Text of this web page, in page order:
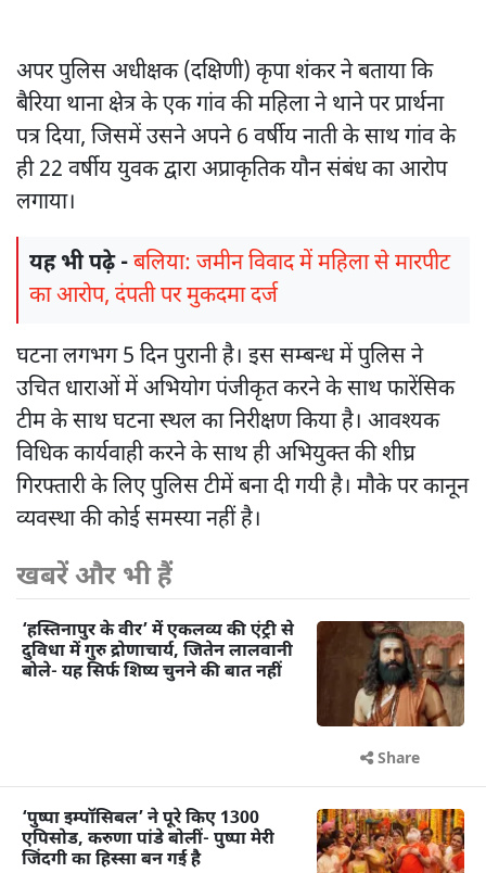
अपर पुलिस अधीक्षक (दक्षिणी) कृपा शंकर ने बताया कि
बैरिया थाना क्षेत्र के एक गांव की महिला ने थाने पर प्रार्थना
पत्र दिया, जिसमें उसने अपने 6 वर्षीय नाती के साथ गांव के
ही 22 वर्षीय युवक द्वारा अप्राकृतिक यौन संबंध का आरोप
लगाया।
यह भी पढ़े -बलिया: जमीन विवाद में महिला से मारपीट
का आरोप, दंपती पर मुकदमा दर्ज
घटना लगभग 5 दिन पुरानी है। इस सम्बन्ध में पुलिस ने
उचित धाराओं में अभियोग पंजीकृत करने के साथ फारेंसिक
टीम के साथ घटना स्थल का निरीक्षण किया है। आवश्यक
विधिक कार्यवाही करने के साथ ही अभियुक्त की शीघ्र
गिरफ्तारी के लिए पुलिस टीमें बना दी गयी है। मौके पर कानून
व्यवस्था की कोई समस्या नहीं है।
खबरें और भी हैं
‘हस्तिनापुर के वीर’ में एकलव्य की एंट्री से
दुविधा में गुरु द्रोणाचार्य, जितेन लालवानी
बोले- यह सिर्फ शिष्य चुनने की बात नहीं
Share
‘पुष्पा इम्पॉसिबल’ ने पूरे किए 1300
एपिसोड, करुणा पांडे बोलीं- पुष्पा मेरी
जिंदगी का हिस्सा बन गई है